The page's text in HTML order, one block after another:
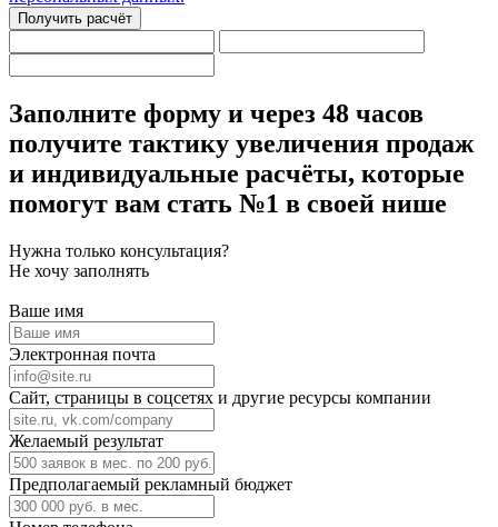
Получить расчёт
Заполните форму и через 48 часов
получите тактику увеличения продаж
и индивидуальные расчёты, которые
помогут вам стать №1 в своей нише
Нужна только консультация?
Не хочу заполнять
Ваше имя
Электронная почта
Сайт, страницы в соцсетях и другие ресурсы компании
Желаемый результат
Предполагаемый рекламный бюджет